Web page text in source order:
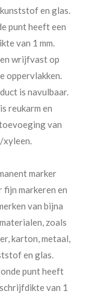
en glas.
punt heeft een
van 1 mm.
wrijfvast op
oppervlakken.
is navulbaar.
reukarm en
van
xyleen.
marker
fijn markeren en
van bijna
zoals
karton, metaal,
en glas.
punt heeft
van 1